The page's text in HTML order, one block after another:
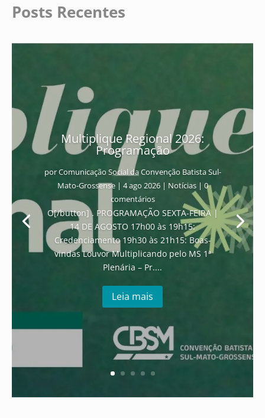
Posts Recentes
Multiplique Regional 2026:
Programação
porComunicação Social da Convenção Batista Sul-
Mato-Grossense| 4 ago 2026| Notícias| 0
comentários
O[/button] . PROGRAMAÇÃO SEXTA-FEIRA |
14 DE AGOSTO 17h00 às 19h15:
Credenciamento 19h30 às 21h15: Boas-
vindas Louvor Multiplicando pelo MS 1ª
Plenária – Pr....
Leia mais